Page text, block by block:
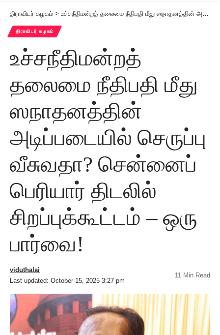
திராவிடர் கழகம் > உச்சநீதிமன்றத் தலைமை நீதிபதி மீது ஸநாதனத்தின் அடிப்படையில் செருப்பு வீசுவதா? சென்னைப் பெரியார் திடலில் சிறப்புக்கூட்டம் – ஒரு பார்வை!
திராவிடர் கழகம்
உச்சநீதிமன்றத்
தலைமை நீதிபதி மீது
ஸநாதனத்தின்
அடிப்படையில் செருப்பு
வீசுவதா? சென்னைப்
பெரியார் திடலில்
சிறப்புக்கூட்டம் – ஒரு
பார்வை!
Last updated: October 15, 2025 3:27 pm
viduthalai
11 Min Read